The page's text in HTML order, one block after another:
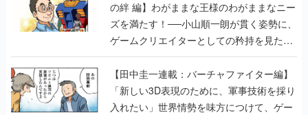
の絆 編】わがままな王様のわがままなニー
ズを満たす！──小山順一朗が貫く姿勢に、
ゲームクリエイターとしての矜持を見た
【若ゲのいたり最終回】
【田中圭一連載：バーチャファイター編】
「新しい3D表現のために、軍事技術を採り
入れたい」世界情勢を味方につけて、ゲー